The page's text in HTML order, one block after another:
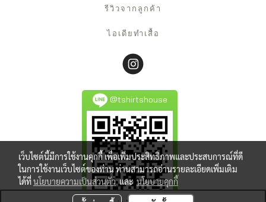
รีวิวจากลูกค้า
ไอเดียทำเสื้อ
@tshirtshouse
เว็บไซต์นี้มีการใช้งานคุกกี้ เพื่อเพิ่มประสิทธิภาพและประสบการณ์ที่ดี
ในการใช้งานเว็บไซต์ของท่าน ท่านสามารถอ่านรายละเอียดเพิ่มเติม
ได้ที่นโยบายความเป็นส่วนตัวและนโยบายคุกกี้